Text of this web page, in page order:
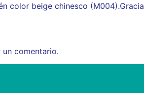
color beige chinesco
comentario.